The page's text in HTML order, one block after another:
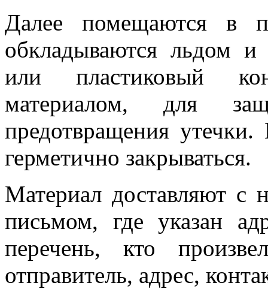
Далее помещаются в
обкладываются льдом
или пластиковый
материалом, для
предотвращения
герметично закрываться.
Материал доставляют с
письмом, где указан
перечень, кто
отправитель, адрес,